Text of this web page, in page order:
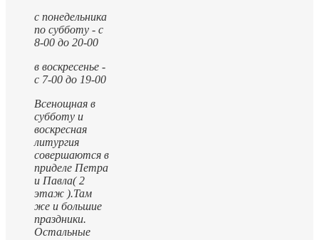
с понедельника
по субботу - с
8-00 до 20-00
в воскресенье -
с 7-00 до 19-00
Всенощная в
субботу и
воскресная
литургия
совершаются в
приделе Петра
и Павла( 2
этаж ).Там
же и большие
праздники.
Остальные